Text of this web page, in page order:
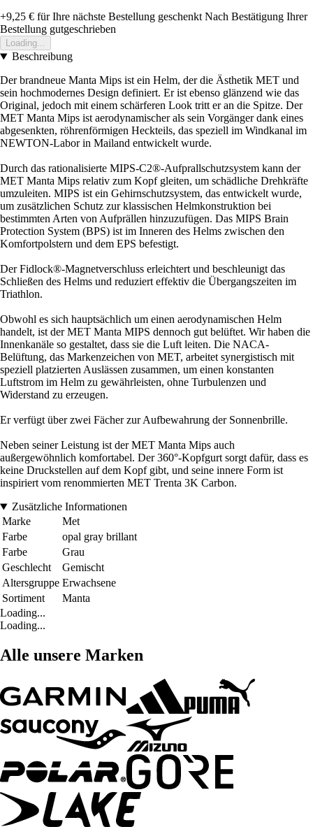
+9,25 € für Ihre nächste Bestellung geschenkt Nach Bestätigung Ihrer
Bestellung gutgeschrieben
Loading...
Beschreibung
Der brandneue Manta Mips ist ein Helm, der die Ästhetik MET und
sein hochmodernes Design definiert. Er ist ebenso glänzend wie das
Original, jedoch mit einem schärferen Look tritt er an die Spitze. Der
MET Manta Mips ist aerodynamischer als sein Vorgänger dank eines
abgesenkten, röhrenförmigen Heckteils, das speziell im Windkanal im
NEWTON-Labor in Mailand entwickelt wurde.
Durch das rationalisierte MIPS-C2®-Aufprallschutzsystem kann der
MET Manta Mips relativ zum Kopf gleiten, um schädliche Drehkräfte
umzuleiten. MIPS ist ein Gehirnschutzsystem, das entwickelt wurde,
um zusätzlichen Schutz zur klassischen Helmkonstruktion bei
bestimmten Arten von Aufprällen hinzuzufügen. Das MIPS Brain
Protection System (BPS) ist im Inneren des Helms zwischen den
Komfortpolstern und dem EPS befestigt.
Der Fidlock®-Magnetverschluss erleichtert und beschleunigt das
Schließen des Helms und reduziert effektiv die Übergangszeiten im
Triathlon.
Obwohl es sich hauptsächlich um einen aerodynamischen Helm
handelt, ist der MET Manta MIPS dennoch gut belüftet. Wir haben die
Innenkanäle so gestaltet, dass sie die Luft leiten. Die NACA-
Belüftung, das Markenzeichen von MET, arbeitet synergistisch mit
speziell platzierten Auslässen zusammen, um einen konstanten
Luftstrom im Helm zu gewährleisten, ohne Turbulenzen und
Widerstand zu erzeugen.
Er verfügt über zwei Fächer zur Aufbewahrung der Sonnenbrille.
Neben seiner Leistung ist der MET Manta Mips auch
außergewöhnlich komfortabel. Der 360°-Kopfgurt sorgt dafür, dass es
keine Druckstellen auf dem Kopf gibt, und seine innere Form ist
inspiriert vom renommierten MET Trenta 3K Carbon.
Zusätzliche Informationen
Marke
Met
Farbe
opal gray brillant
Farbe
Grau
Geschlecht
Gemischt
Altersgruppe Erwachsene
Sortiment
Manta
Loading...
Loading...
Alle unsere Marken